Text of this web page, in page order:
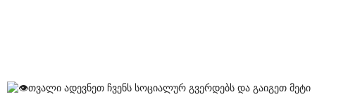
თვალი ადევნეთ ჩვენს სოციალურ გვერდებს და გაიგეთ მეტი